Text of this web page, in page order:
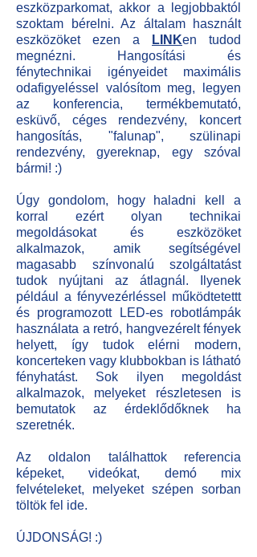
eszközparkomat, akkor a legjobbaktól
szoktam bérelni. Az általam használt
eszközöket ezen a
LINKen tudod
megnézni. Hangosítási és
fénytechnikai igényeidet maximális
odafigyeléssel valósítom meg, legyen
az konferencia, termékbemutató,
esküvő, céges rendezvény, koncert
hangosítás, "falunap", szülinapi
rendezvény, gyereknap, egy szóval
bármi! :)
Úgy gondolom, hogy haladni kell a
korral ezért olyan technikai
megoldásokat és eszközöket
alkalmazok, amik segítségével
magasabb színvonalú szolgáltatást
tudok nyújtani az átlagnál. Ilyenek
például a fényvezérléssel működtetettt
és programozott LED-es robotlámpák
használata a retró, hangvezérelt fények
helyett, így tudok elérni modern,
koncerteken vagy klubbokban is látható
fényhatást. Sok ilyen megoldást
alkalmazok, melyeket részletesen is
bemutatok az érdeklődőknek ha
szeretnék.
Az oldalon találhattok referencia
képeket, videókat, demó mix
felvételeket, melyeket szépen sorban
töltök fel ide.
ÚJDONSÁG! :)